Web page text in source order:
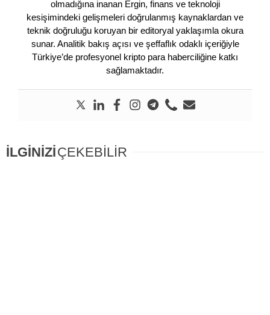
olmadığına inanan Ergin, finans ve teknoloji
kesişimindeki gelişmeleri doğrulanmış kaynaklardan ve
teknik doğruluğu koruyan bir editoryal yaklaşımla okura
sunar. Analitik bakış açısı ve şeffaflık odaklı içeriğiyle
Türkiye’de profesyonel kripto para haberciliğine katkı
sağlamaktadır.
İLGİNİZİÇEKEBİLİR